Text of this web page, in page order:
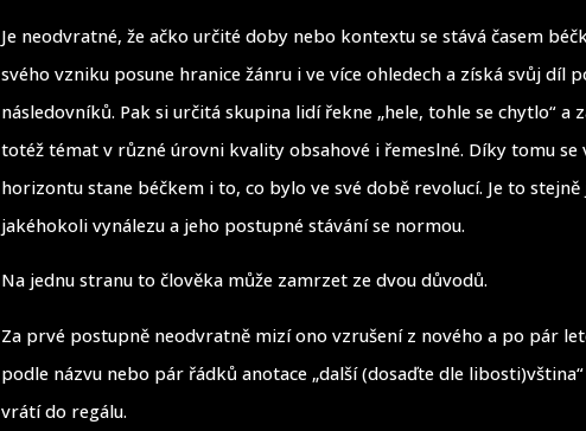
Je neodvratné, že ačko určité doby nebo kontextu se stává časem
svého vzniku posune hranice žánru i ve více ohledech a získá svůj díl
následovníků. Pak si určitá skupina lidí řekne „hele, tohle se chytlo“ a
totéž témat v různé úrovni kvality obsahové i řemeslné. Díky tomu se
horizontu stane béčkem i to, co bylo ve své době revolucí. Je to stejně
jakéhokoli vynálezu a jeho postupné stávání se normou.
Na jednu stranu to člověka může zamrzet ze dvou důvodů.
Za prvé postupně neodvratně mizí ono vzrušení z nového a po pár
podle názvu nebo pár řádků anotace „další (dosaďte dle
vrátí do regálu.